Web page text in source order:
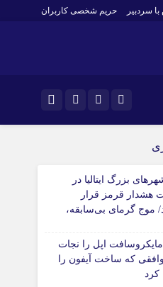
سردبیر حریم شخصی کاربران
تجارت و خدمات
بزرگ ایتالیا در
هشدار قرمز قرار
موج گرمای بی‌سابقه،
فشار قرار داداپل را نجات
که ساخت آیفون را